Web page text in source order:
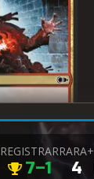
REGISTRAR
7–1
RARA+
4